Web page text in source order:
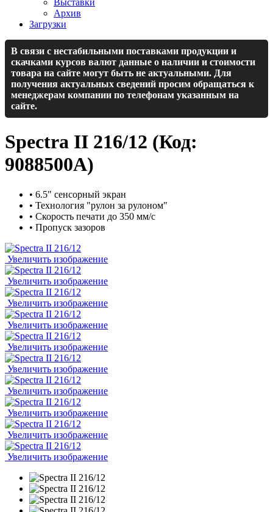
Выставки
Архив
Загрузки
В связи с нестабильными поставками продукции и
скачками курсов валют данные о наличии и стоимости
товара на сайте могут быть не актуальными. Для
получения актуальных сведений просим обращаться к
менеджерам компании по телефонам указанным на
сайте.
Spectra II 216/12 (Код:
9088500A)
• 6.5" сенсорный экран
• Технология "рулон за рулоном"
• Скорость печати до 350 мм/с
• Пропуск зазоров
Увеличить изображение
Увеличить изображение
Увеличить изображение
Увеличить изображение
Увеличить изображение
Увеличить изображение
Увеличить изображение
Увеличить изображение
Увеличить изображение
Увеличить изображение